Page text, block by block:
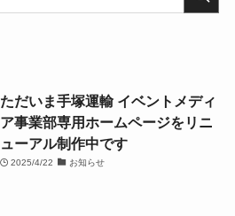
ただいま手塚運輸 イベントメディ
ア事業部専用ホームページをリニ
ューアル制作中です
2025/4/22 お知らせ